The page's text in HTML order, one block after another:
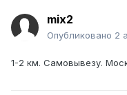
mix2
Опубликовано 2
1-2 км. Самовывезу.